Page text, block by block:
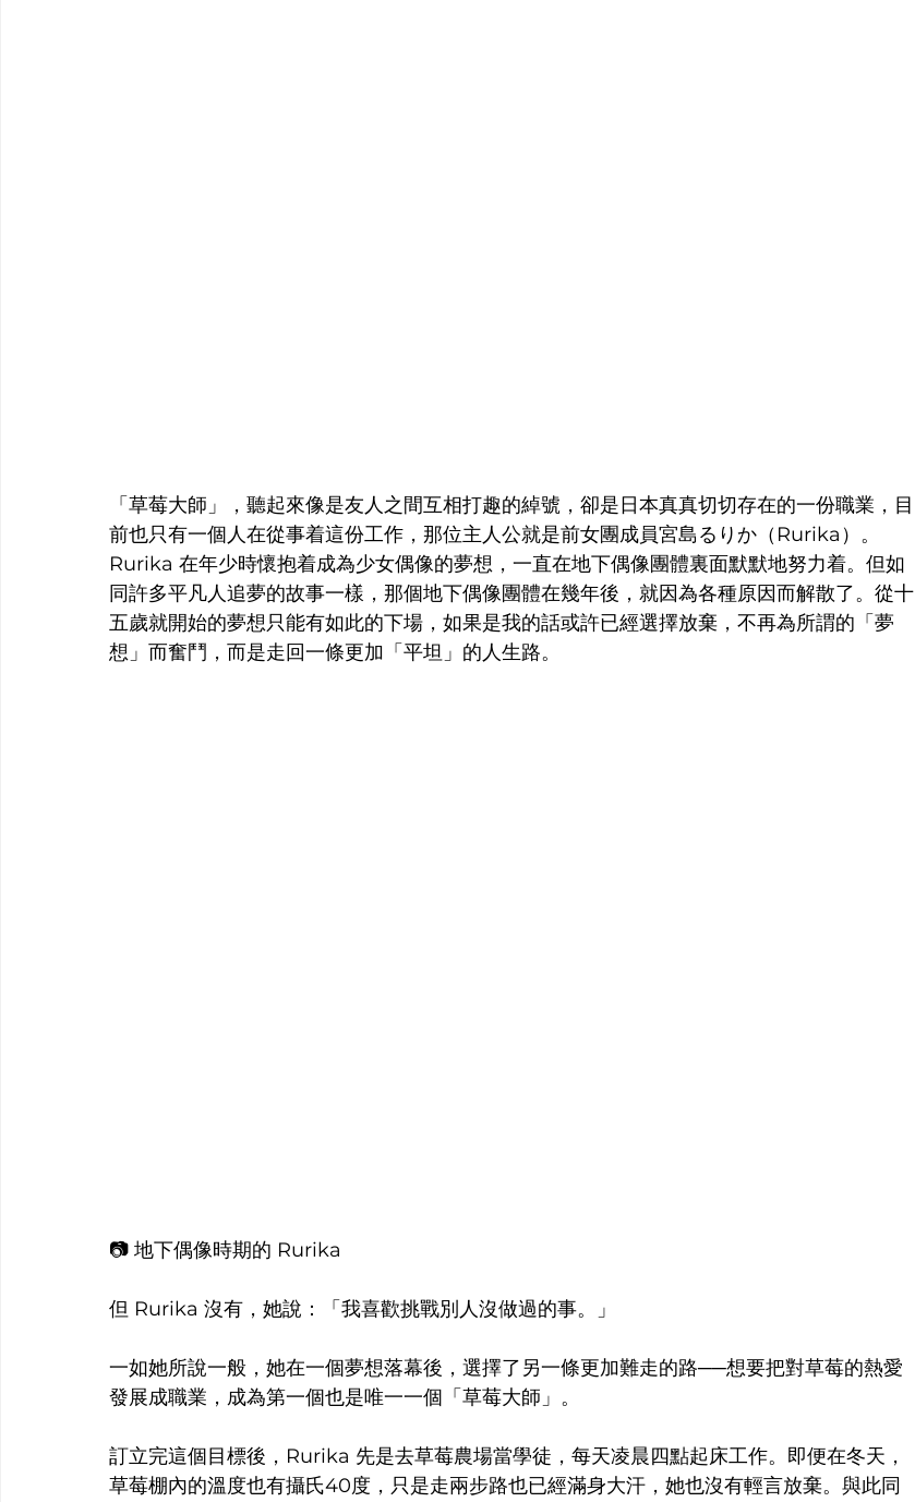
「草莓大師」，聽起來像是友人之間互相打趣的綽號，卻是日本真真切切存在的一份職業，目
前也只有一個人在從事着這份工作，那位主人公就是前女團成員宮島るりか（Rurika）。
Rurika 在年少時懷抱着成為少女偶像的夢想，一直在地下偶像團體裏面默默地努力着。但如
同許多平凡人追夢的故事一樣，那個地下偶像團體在幾年後，就因為各種原因而解散了。從十
五歲就開始的夢想只能有如此的下場，如果是我的話或許已經選擇放棄，不再為所謂的「夢
想」而奮鬥，而是走回一條更加「平坦」的人生路。
📷 地下偶像時期的 Rurika
但 Rurika 沒有，她說：「我喜歡挑戰別人沒做過的事。」
一如她所說一般，她在一個夢想落幕後，選擇了另一條更加難走的路──想要把對草莓的熱愛
發展成職業，成為第一個也是唯一一個「草莓大師」。
訂立完這個目標後，Rurika 先是去草莓農場當學徒，每天凌晨四點起床工作。即便在冬天，
草莓棚內的溫度也有攝氏40度，只是走兩步路也已經滿身大汗，她也沒有輕言放棄。與此同